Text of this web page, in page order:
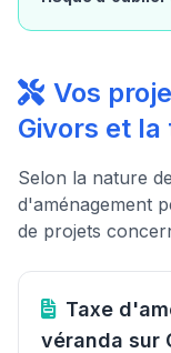
Vos
Givors et
Selon la nature
d'aménagement
de projets
Taxe
véranda sur